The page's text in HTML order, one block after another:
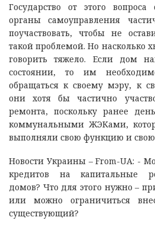
Государство от этого
органы самоуправления
поучаствовать, чтобы не
такой проблемой. Но насколько
говорить тяжело. Если дом
состоянии, то им
обращаться к своему мэру, к
они хотя бы частично
ремонта, поскольку ранее
коммунальными ЖЭКами,
выполняли свою функцию и свою
Новости Украины – From-UA: -
кредитов на капитальные
домов? Что для этого нужно –
или можно ограничиться
существующий?